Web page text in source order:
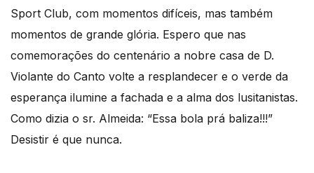
Sport Club, com momentos difíceis, mas também
momentos de grande glória. Espero que nas
comemorações do centenário a nobre casa de D.
Violante do Canto volte a resplandecer e o verde da
esperança ilumine a fachada e a alma dos lusitanistas.
Como dizia o sr. Almeida: “Essa bola prá baliza!!!”
Desistir é que nunca.